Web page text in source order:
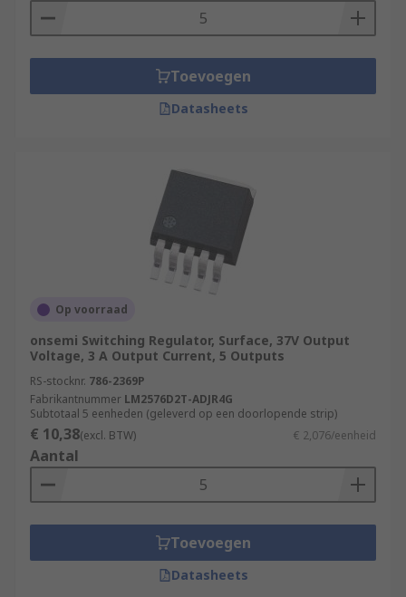
Toevoegen
Datasheets
Op voorraad
onsemi Switching Regulator, Surface, 37V Output
Voltage, 3 A Output Current, 5 Outputs
RS-stocknr. 786-2369P
Fabrikantnummer LM2576D2T-ADJR4G
Subtotaal 5 eenheden (geleverd op een doorlopende strip)
€ 10,38(excl. BTW) € 2,076/eenheid
Aantal
Toevoegen
Datasheets